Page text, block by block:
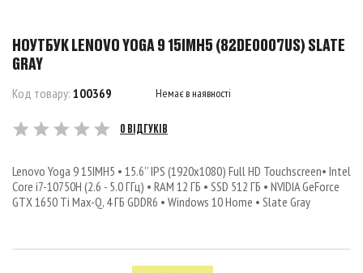
НОУТБУК LENOVO YOGA 9 15IMH5 (82DE0007US) SLATE
GRAY
Код товару: 100369 Немає в наявності
0 ВІДГУКІВ
Lenovo Yoga 9 15IMH5 • 15.6’’ IPS (1920x1080) Full HD Touchscreen• Intel
Core i7-10750H (2.6 - 5.0 ГГц) • RAM 12 ГБ • SSD 512 ГБ • NVIDIA GeForce
GTX 1650 Ti Max-Q, 4 ГБ GDDR6 • Windows 10 Home • Slate Gray